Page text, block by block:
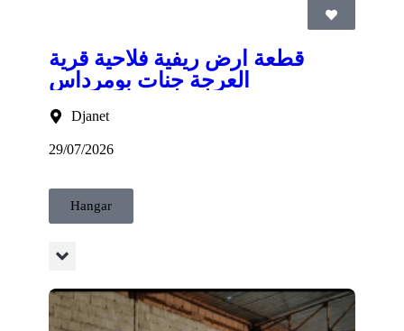
قطعة ارض ريفية فلاحية قرية
العرجة جنات بومرداس
Djanet
29/07/2026
Hangar